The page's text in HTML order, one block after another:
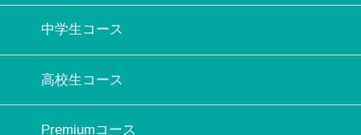
中学生コース
高校生コース
Premiumコース